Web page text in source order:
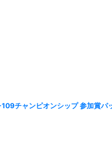
チャンピオンシップ 参加賞パ